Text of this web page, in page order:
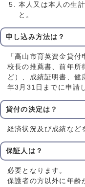
本人又は本人の生
と。
申し込み方法は？
「高山市育英資金貸
校長の推薦書、前年所
ど）、成績証明書、健
年3月31日までに申請
貸付の決定は？
経済状況及び成績など
保証人は？
必要となります。
保護者の方以外に年齢